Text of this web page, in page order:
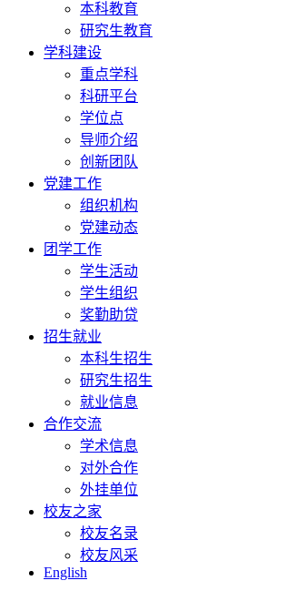
本科教育
研究生教育
学科建设
重点学科
科研平台
学位点
导师介绍
创新团队
党建工作
组织机构
党建动态
团学工作
学生活动
学生组织
奖勤助贷
招生就业
本科生招生
研究生招生
就业信息
合作交流
学术信息
对外合作
外挂单位
校友之家
校友名录
校友风采
English